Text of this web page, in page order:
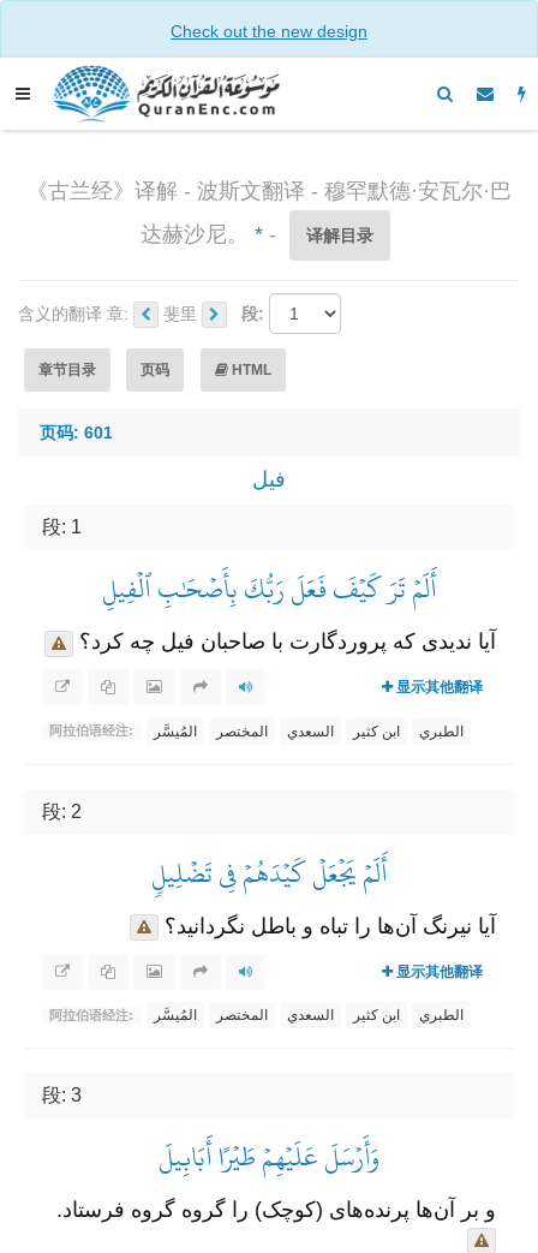
Check out the new design
《古兰经》译解 - 波斯文翻译 - 穆罕默德·安瓦尔·巴
达赫沙尼。* - 译解目录
含义的翻译 章: 斐里 段:
章节目录 页码 HTML
页码: 601
فیل
段: 1
أَلَمۡ تَرَ كَيۡفَ فَعَلَ رَبُّكَ بِأَصۡحَٰبِ ٱلۡفِيلِ
آیا ندیدی که پروردگارت با صاحبان فیل چه کرد؟
显示其他翻译
阿拉伯语经注: المُيسَّر المختصر السعدي ابن كثير الطبري
段: 2
أَلَمۡ يَجۡعَلۡ كَيۡدَهُمۡ فِي تَضۡلِيلٖ
آیا نیرنگ آن‌ها را تباه و باطل نگردانید؟
显示其他翻译
阿拉伯语经注: المُيسَّر المختصر السعدي ابن كثير الطبري
段: 3
وَأَرۡسَلَ عَلَيۡهِمۡ طَيۡرًا أَبَابِيلَ
و بر آن‌ها پرنده‌های (کوچک) را گروه گروه فرستاد.